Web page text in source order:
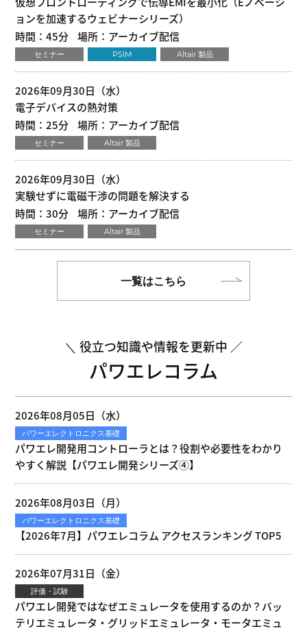
ョンを加速するウェビナーシリーズ）
時間：45分
場所：アーカイブ配信
セミナー PSIM Altair 製品
2026年09月30日（水）
電子デバイスの熱対策
時間：25分
場所：アーカイブ配信
セミナー Altair 製品
2026年09月30日（水）
実験せずに電磁干渉の問題を解決する
時間：30分
場所：アーカイブ配信
セミナー Altair 製品
一覧はこちら
役立つ知識や情報を更新中
パワエレコラム
2026年08月05日（水）
パワーエレクトロニクス基礎
パワエレ開発用コントローラとは？役割や必要性をわかり
やすく解説【パワエレ開発シリーズ④】
2026年08月03日（月）
パワーエレクトロニクス基礎
【2026年7月】パワエレコラム アクセスランキング TOP5
2026年07月31日（金）
評価・試験
パワエレ開発ではなぜエミュレータを使用するのか？バッ
テリエミュレータ・グリッドエミュレータ・モータエミュ